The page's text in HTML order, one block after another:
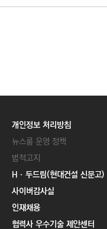
개인정보 처리방침
뉴스룸 운영 정책
법적고지
Hㆍ두드림(현대건설 신문고)
사이버감사실
인재채용
협력사 우수기술 제안센터